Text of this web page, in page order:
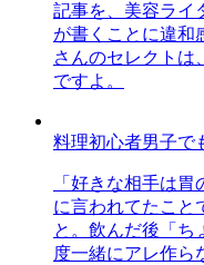
記事を、美容ライ
が書くことに違和
さんのセレクトは
ですよ。
料理初心者男子で
「好きな相手は
に言われてたこと
と。飲んだ後「ち
度一緒にアレ作ら